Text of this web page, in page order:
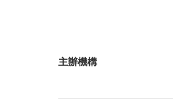
主辦機構